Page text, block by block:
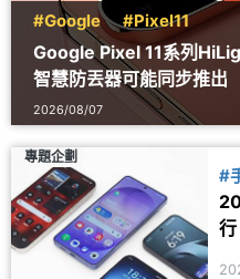
#Google #Pixel11
Google Pixel 11系列
智慧防丟器可能同步推出
2026/08/07
專題企劃
#